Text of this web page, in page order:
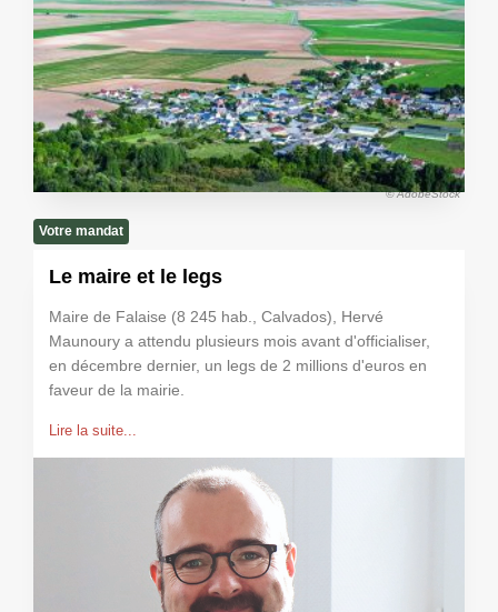
© AdobeStock
Votre mandat
Le maire et le legs
Maire de Falaise (8 245 hab., Calvados), Hervé
Maunoury a attendu plusieurs mois avant d'officialiser,
en décembre dernier, un legs de 2 millions d'euros en
faveur de la mairie.
Lire la suite...